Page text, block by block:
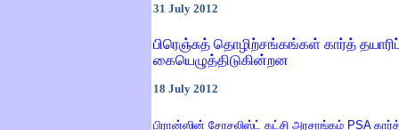
31 July 2012
பிரெஞ்சுத் தொழிற்சங்கங்கள் கார்த்
கையெழுத்திடுகின்றன
18 July 2012
பிரான்ஸின் சோசலிஸ்ட் கட்சி அரசாங்கம் PSA